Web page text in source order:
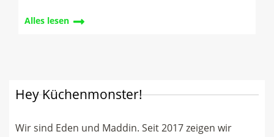
Alles lesen
Hey Küchenmonster!
Wir sind Eden und Maddin. Seit 2017 zeigen wir